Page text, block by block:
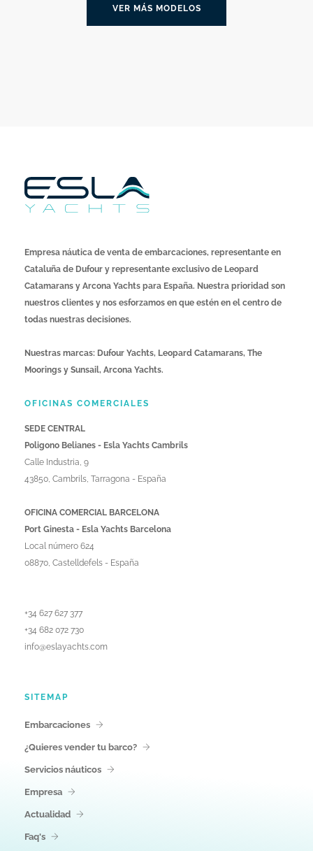
VER MÁS MODELOS
Empresa náutica de venta de embarcaciones, representante en
Cataluña de Dufour y representante exclusivo de Leopard
Catamarans y Arcona Yachts para España. Nuestra prioridad son
nuestros clientes y nos esforzamos en que estén en el centro de
todas nuestras decisiones.
Nuestras marcas: Dufour Yachts, Leopard Catamarans, The
Moorings y Sunsail, Arcona Yachts.
OFICINAS COMERCIALES
SEDE CENTRAL
Poligono Belianes - Esla Yachts Cambrils
Calle Industria, 9
43850, Cambrils, Tarragona - España
OFICINA COMERCIAL BARCELONA
Port Ginesta - Esla Yachts Barcelona
Local número 624
08870, Castelldefels - España
+34 627 627 377
+34 682 072 730
info@eslayachts.com
SITEMAP
Embarcaciones
¿Quieres vender tu barco?
Servicios náuticos
Empresa
Actualidad
Faq's